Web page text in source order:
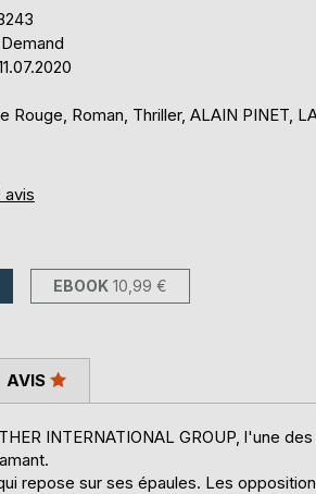
Roman, Thriller, ALAIN PINET,
avis
EBOOK 10,99 €
INTERNATIONAL GROUP, l'une des
repose sur ses épaules. Les
AVIS